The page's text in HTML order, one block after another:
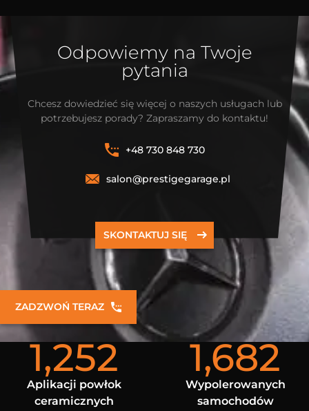
Odpowiemy na Twoje
pytania
Chcesz dowiedzieć się więcej o naszych usługach lub
potrzebujesz porady? Zapraszamy do kontaktu!
+48 730 848 730
salon@prestigegarage.pl
SKONTAKTUJ SIĘ
ZADZWOŃ TERAZ
1,252
Aplikacji powłok
ceramicznych
1,682
Wypolerowanych
samochodów